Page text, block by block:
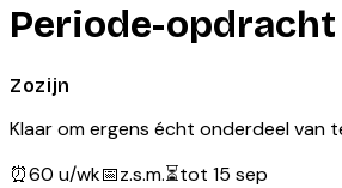
Periode-opdracht
Zozijn
Klaar om ergens écht onderdeel van
⏰60 u/wk📅z.s.m.⏳tot 15 sep